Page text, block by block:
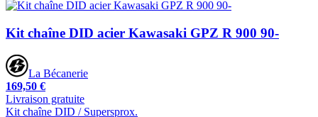
Kit chaîne DID acier Kawasaki GPZ R 900 90-
La Bécanerie
169,50 €
Livraison gratuite
Kit chaîne DID / Supersprox.